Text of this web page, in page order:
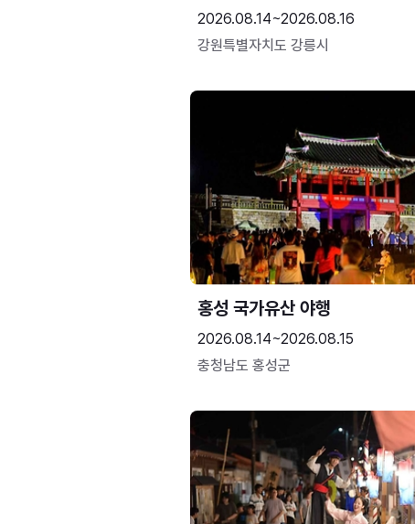
2026.08.14~2026.08.16
강원특별자치도 강릉시
홍성 국가유산 야행
2026.08.14~2026.08.15
충청남도 홍성군